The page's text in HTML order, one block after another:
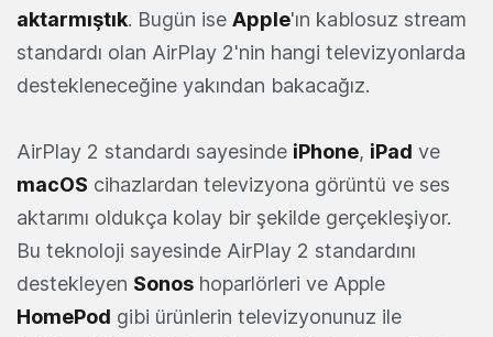
aktarmıştık. Bugün ise Apple'ın kablosuz stream
standardı olan AirPlay 2'nin hangi televizyonlarda
destekleneceğine yakından bakacağız.
AirPlay 2 standardı sayesinde iPhone, iPad ve
macOS cihazlardan televizyona görüntü ve ses
aktarımı oldukça kolay bir şekilde gerçekleşiyor.
Bu teknoloji sayesinde AirPlay 2 standardını
destekleyen Sonos hoparlörleri ve Apple
HomePod gibi ürünlerin televizyonunuz ile